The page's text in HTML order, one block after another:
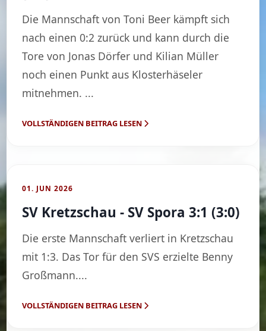
Die Mannschaft von Toni Beer kämpft sich
nach einen 0:2 zurück und kann durch die
Tore von Jonas Dörfer und Kilian Müller
noch einen Punkt aus Klosterhäseler
mitnehmen. ...
VOLLSTÄNDIGEN BEITRAG LESEN
01. JUN 2026
SV Kretzschau - SV Spora 3:1 (3:0)
Die erste Mannschaft verliert in Kretzschau
mit 1:3. Das Tor für den SVS erzielte Benny
Großmann....
VOLLSTÄNDIGEN BEITRAG LESEN